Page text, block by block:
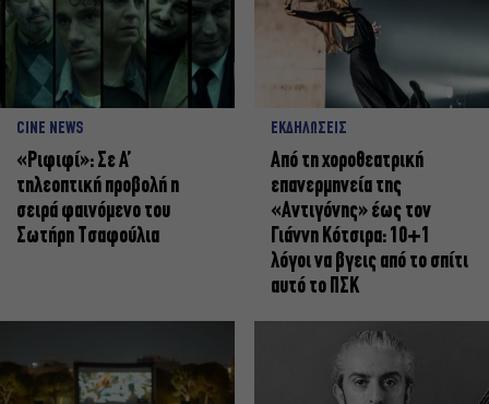
CINE NEWS
«Ριφιφί»: Σε Α’
τηλεοπτική προβολή η
σειρά φαινόμενο του
Σωτήρη Τσαφούλια
ΕΚΔΗΛΩΣΕΙΣ
Από τη χοροθεατρική
επανερμηνεία της
«Αντιγόνης» έως τον
Γιάννη Κότσιρα: 10+1
λόγοι να βγεις από το σπίτι
αυτό το ΠΣΚ